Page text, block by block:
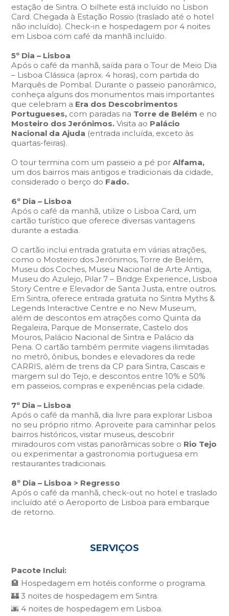
estação de Sintra. O bilhete está incluído no Lisbon
Card. Chegada à Estação Rossio (traslado até o hotel
não incluído). Check-in e hospedagem por 4 noites
em Lisboa com café da manhã incluído.
5º Dia – Lisboa
Após o café da manhã, saída para o Tour de Meio Dia
– Lisboa Clássica (aprox. 4 horas), com partida do
Marquês de Pombal. Durante o passeio panorâmico,
conheça alguns dos monumentos mais importantes
que celebram a Era dos Descobrimentos
Portugueses, com paradas na Torre de Belém e no
Mosteiro dos Jerónimos. Visita ao Palácio
Nacional da Ajuda (entrada incluída, exceto às
quartas-feiras).
O tour termina com um passeio a pé porAlfama,
um dos bairros mais antigos e tradicionais da cidade,
considerado o berço do Fado.
6º Dia – Lisboa
Após o café da manhã, utilize o Lisboa Card, um
cartão turístico que oferece diversas vantagens
durante a estadia.
O cartão inclui entrada gratuita em várias atrações,
como o Mosteiro dos Jerónimos, Torre de Belém,
Museu dos Coches, Museu Nacional de Arte Antiga,
Museu do Azulejo, Pilar 7 – Bridge Experience, Lisboa
Story Centre e Elevador de Santa Justa, entre outros.
Em Sintra, oferece entrada gratuita no Sintra Myths &
Legends Interactive Centre e no New Museum,
além de descontos em atrações como Quinta da
Regaleira, Parque de Monserrate, Castelo dos
Mouros, Palácio Nacional de Sintra e Palácio da
Pena. O cartão também permite viagens ilimitadas
no metrô, ônibus, bondes e elevadores da rede
CARRIS, além de trens da CP para Sintra, Cascais e
margem sul do Tejo, e descontos entre 10% e 50%
em passeios, compras e experiências pela cidade.
7º Dia – Lisboa
Após o café da manhã, dia livre para explorar Lisboa
no seu próprio ritmo. Aproveite para caminhar pelos
bairros históricos, visitar museus, descobrir
miradouros com vistas panorâmicas sobre o Rio Tejo
ou experimentar a gastronomia portuguesa em
restaurantes tradicionais.
8º Dia – Lisboa > Regresso
Após o café da manhã, check-out no hotel e traslado
incluído até o Aeroporto de Lisboa para embarque
de retorno.
SERVIÇOS
Pacote Inclui:
🏨 Hospedagem em hotéis conforme o programa.
🏰 3 noites de hospedagem em Sintra.
🌆 4 noites de hospedagem em Lisboa.